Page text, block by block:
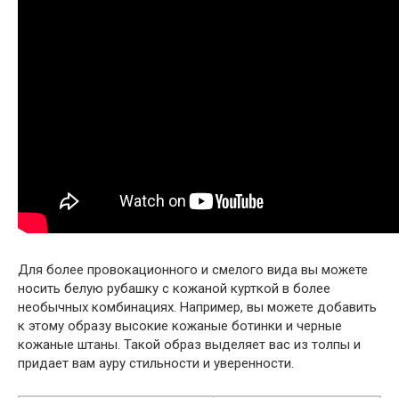
Для более провокационного и смелого вида вы можете
носить белую рубашку с кожаной курткой в более
необычных комбинациях. Например, вы можете добавить
к этому образу высокие кожаные ботинки и черные
кожаные штаны. Такой образ выделяет вас из толпы и
придает вам ауру стильности и уверенности.